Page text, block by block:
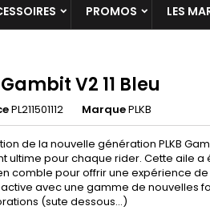
PROMOS LES
Gambit V2 11 Bleu
PL211501112 MarquePLKB
de la nouvelle génération PLKB
ultime pour chaque rider. Cette aile a
comble pour offrir une expérience
avec une gamme de nouvelles
(sute dessous...)